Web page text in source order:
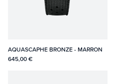
AQUASCAPHE BRONZE - MARRON
645,00 €